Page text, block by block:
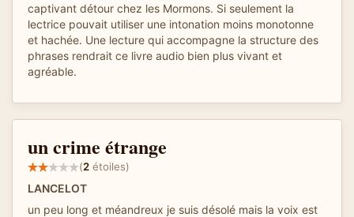
captivant détour chez les Mormons. Si seulement la
lectrice pouvait utiliser une intonation moins monotonne
et hachée. Une lecture qui accompagne la structure des
phrases rendrait ce livre audio bien plus vivant et
agréable.
un crime étrange
(2 étoiles)
LANCELOT
un peu long et méandreux je suis désolé mais la voix est